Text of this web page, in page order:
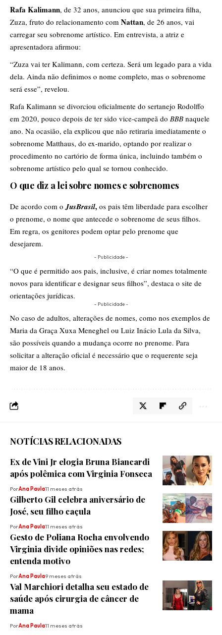
Rafa Kalimann, de 32 anos, anunciou que sua primeira filha,
Zuza, fruto do relacionamento com Nattan, de 26 anos, vai
carregar seu sobrenome artístico. Em entrevista, a atriz e
apresentadora afirmou:
“Zuza vai ter Kalimann, com certeza. Será um legado para a vida
dela. Ainda não definimos o nome completo, mas o sobrenome
será esse”, revelou.
Rafa Kalimann se divorciou oficialmente do sertanejo Rodolffo
em 2020, pouco depois de ter sido vice-campeã do BBB naquele
ano. Na ocasião, ela explicou que não retiraria imediatamente o
sobrenome Matthaus, do ex-marido, optando por realizar o
procedimento no cartório de forma única, incluindo também o
sobrenome artístico pelo qual se tornou conhecido.
O que diz a lei sobre nomes e sobrenomes
De acordo com o JusBrasil, os pais têm liberdade para escolher
o prenome, o nome que antecede o sobrenome de seus filhos.
Em regra, os genitores podem optar pelo prenome que
desejarem.
- Publicidade -
“O que é permitido aos pais, inclusive, é criar nomes totalmente
novos para identificar e designar seus filhos”, destaca o site de
orientações jurídicas.
- Publicidade -
No caso de adultos, alterações de nomes, como nos exemplos de
Maria da Graça Xuxa Meneghel ou Luiz Inácio Lula da Silva,
são possíveis quando a mudança ocorre no prenome. Para
solicitar a alteração oficial é necessário que o requerente seja
maior de 18 anos.
NOTÍCIAS RELACIONADAS
Ex de Vini Jr elogia Bruna Biancardi
após polêmica com Virginia Fonseca
PorAna Paula11 meses atrás
Gilberto Gil celebra aniversário de
José, seu filho caçula
PorAna Paula11 meses atrás
Gesto de Poliana Rocha envolvendo
Virginia divide opiniões nas redes;
entenda motivo
PorAna Paula9 meses atrás
Val Marchiori detalha seu estado de
saúde após cirurgia de câncer de
mama
PorAna Paula11 meses atrás